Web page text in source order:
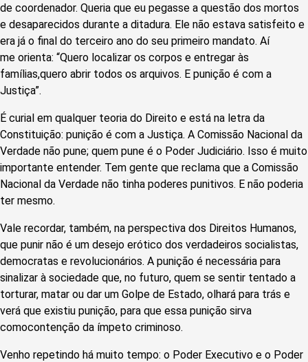
de coordenador. Queria que eu pegasse a questão dos mortos
e desaparecidos durante a ditadura. Ele não estava satisfeito e
era já o final do terceiro ano do seu primeiro mandato. Aí
me orienta: “Quero localizar os corpos e entregar às
famílias,quero abrir todos os arquivos. E punição é com a
Justiça”.
É curial em qualquer teoria do Direito e está na letra da
Constituição: punição é com a Justiça. A Comissão Nacional da
Verdade não pune; quem pune é o Poder Judiciário. Isso é muito
importante entender. Tem gente que reclama que a Comissão
Nacional da Verdade não tinha poderes punitivos. E não poderia
ter mesmo.
Vale recordar, também, na perspectiva dos Direitos Humanos,
que punir não é um desejo erótico dos verdadeiros socialistas,
democratas e revolucionários. A punição é necessária para
sinalizar à sociedade que, no futuro, quem se sentir tentado a
torturar, matar ou dar um Golpe de Estado, olhará para trás e
verá que existiu punição, para que essa punição sirva
comocontenção da ímpeto criminoso.
Venho repetindo há muito tempo: o Poder Executivo e o Poder